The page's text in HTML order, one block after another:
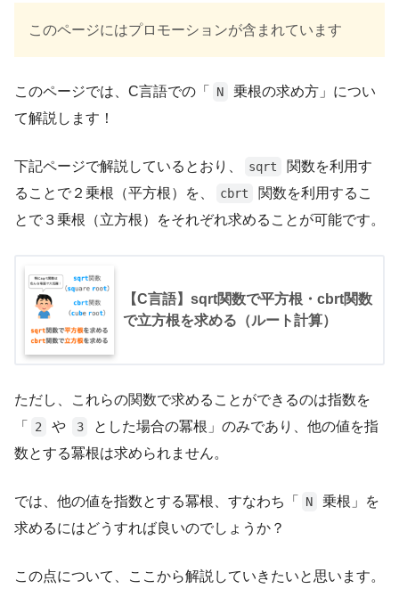
このページにはプロモーションが含まれています
このページでは、C言語での「 N
乗根の求め方」につい
て解説します！
下記ページで解説しているとおり、 sqrt
関数を利用す
ることで２乗根（平方根）を、
cbrt
関数を利用するこ
とで３乗根（立方根）をそれぞれ求めることが可能です。
【C言語】sqrt関数で平方根・cbrt関数
で立方根を求める（ルート計算）
ただし、これらの関数で求めることができるのは指数を
「
2 や 3
とした場合の冪根」のみであり、他の値を指
数とする冪根は求められません。
では、他の値を指数とする冪根、すなわち「 N
乗根」を
求めるにはどうすれば良いのでしょうか？
この点について、ここから解説していきたいと思います。